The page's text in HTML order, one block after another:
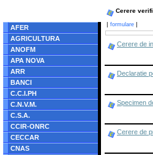
/home/eformulare.ro/public_html/navigare/
AFER
AGRICULTURA
ANOFM
APA NOVA
ARR
BANCI
C.C.I.PH
C.N.V.M.
C.S.A.
CCIR-ONRC
CECCAR
CNAS
Cerere
| formulare |
Cerere de
Declaratie
Specimen
Cerere de